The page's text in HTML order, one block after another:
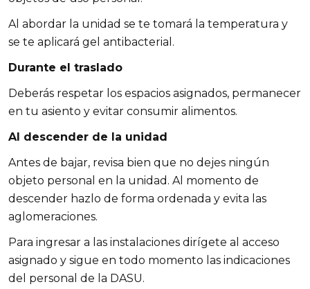
Al abordar la unidad se te tomará la temperatura y
se te aplicará gel antibacterial.
Durante el traslado
Deberás respetar los espacios asignados, permanecer
en tu asiento y evitar consumir alimentos.
Al descender de la unidad
Antes de bajar, revisa bien que no dejes ningún
objeto personal en la unidad. Al momento de
descender hazlo de forma ordenada y evita las
aglomeraciones.
Para ingresar a las instalaciones dirígete al acceso
asignado y sigue en todo momento las indicaciones
del personal de la DASU.